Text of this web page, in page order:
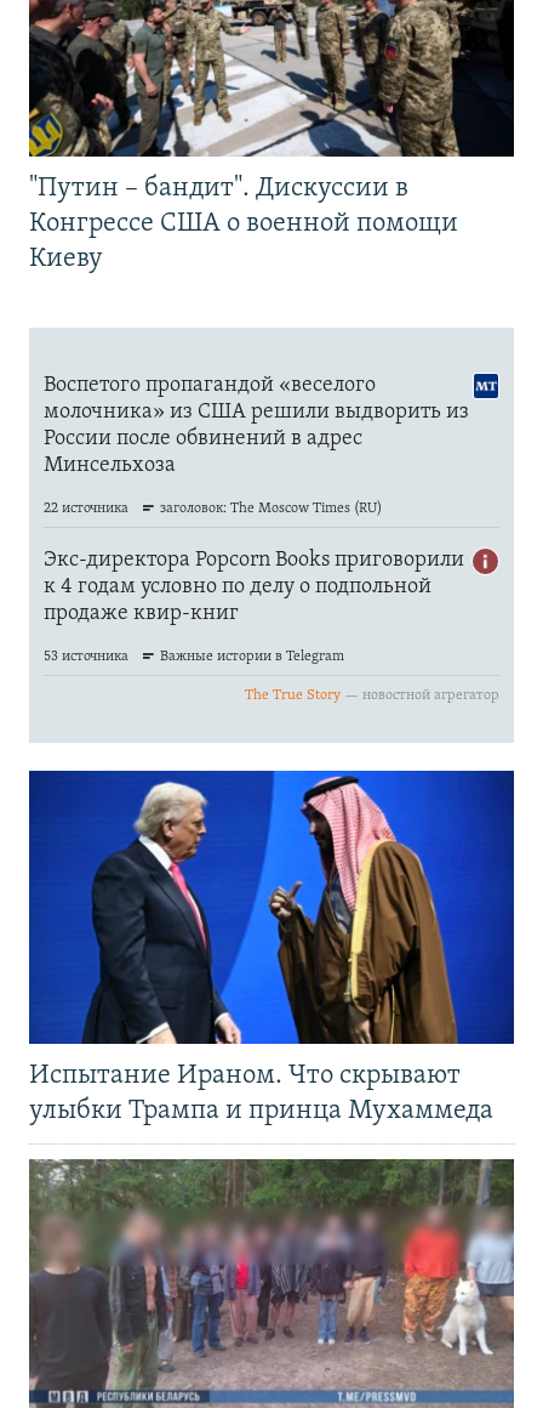
"Путин – бандит". Дискуссии в
Конгрессе США о военной помощи
Киеву
Испытание Ираном. Что скрывают
улыбки Трампа и принца Мухаммеда